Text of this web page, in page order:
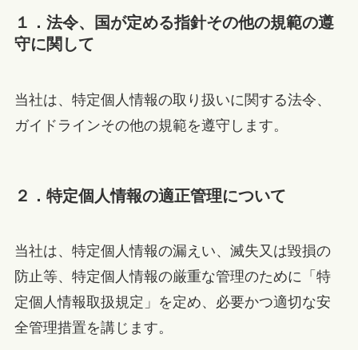
１．法令、国が定める指針その他の規範の遵
守に関して
当社は、特定個人情報の取り扱いに関する法令、
ガイドラインその他の規範を遵守します。
２．特定個人情報の適正管理について
当社は、特定個人情報の漏えい、滅失又は毀損の
防止等、特定個人情報の厳重な管理のために「特
定個人情報取扱規定」を定め、必要かつ適切な安
全管理措置を講じます。